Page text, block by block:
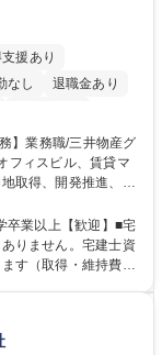
援あり
なし
退職金あり
取得、開発推進、賃
いて事務業務を担当
払、支払管理、請
算作成及び予実管
2日
卒業以上【歓迎】■宅
りません。宅建士資
す（取得・維持費用
業務に取り組める
を意識したスケジュ